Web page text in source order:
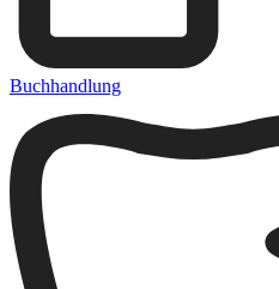
Buchhandlung